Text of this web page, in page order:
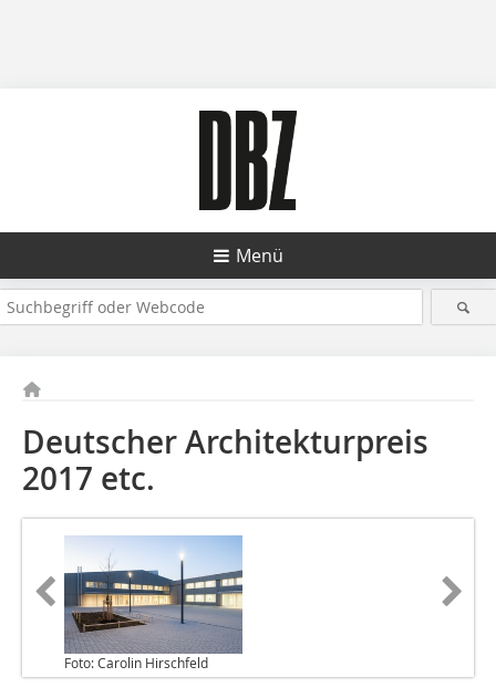
Menü
Deutscher Architekturpreis
2017 etc.
Foto: Carolin Hirschfeld